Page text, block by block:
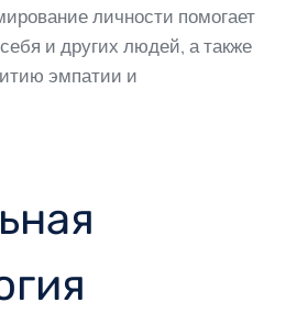
личности помогает
и других людей, а также
эмпатии и